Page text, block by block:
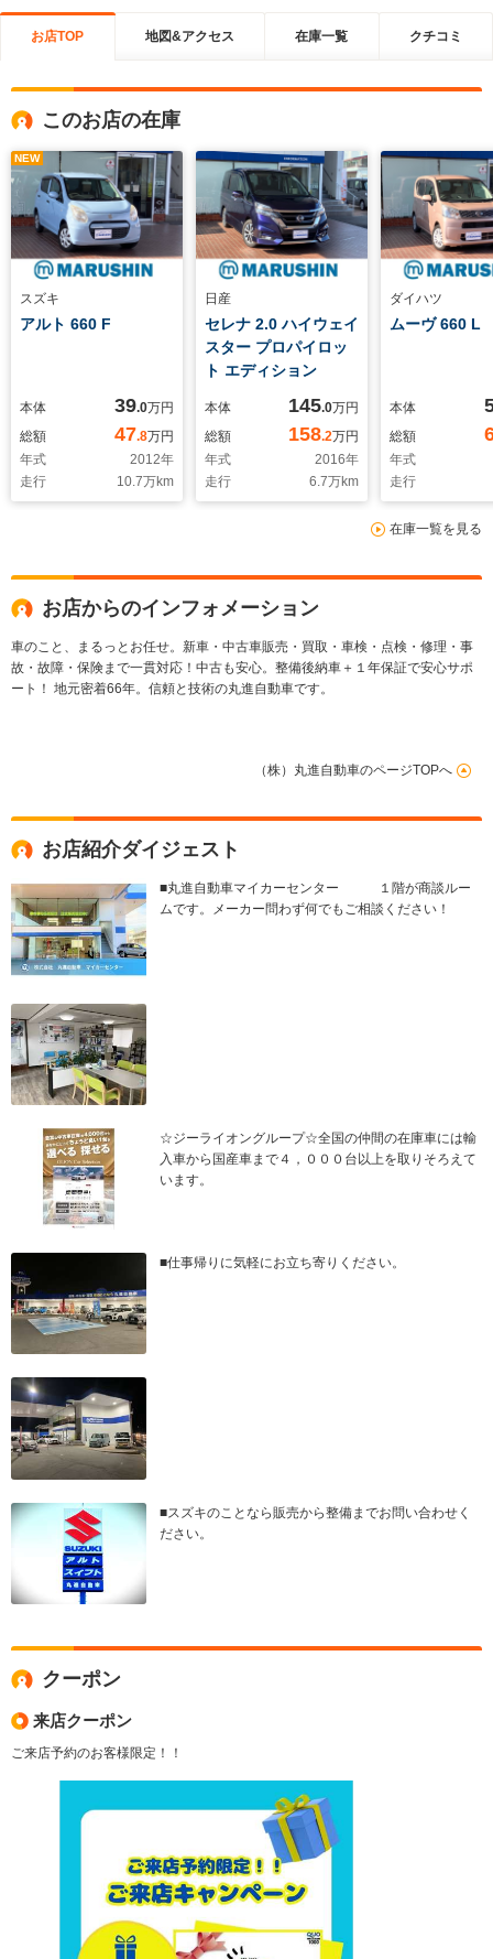
お店TOP 地図&アクセス 在庫一覧 クチコミ
このお店の在庫
NEW
スズキ
アルト 660 F
本体 39.0万円
総額
47.8万円
年式
2012年
走行
10.7万km
日産
セレナ 2.0 ハイウェイ
スター プロパイロッ
ト エディション
本体 145.0万円
総額
158.2万円
年式
2016年
走行
6.7万km
ダイハツ
ムーヴ 660 L
本体
総額
年式
走行
在庫一覧を見る
お店からのインフォメーション
車のこと、まるっとお任せ。新車・中古車販売・買取・車検・点検・修理・事
故・故障・保険まで一貫対応！中古も安心。整備後納車＋１年保証で安心サポ
ート！ 地元密着66年。信頼と技術の丸進自動車です。
（株）丸進自動車のページTOPへ
お店紹介ダイジェスト
■丸進自動車マイカーセンター １階が商談ルー
ムです。メーカー問わず何でもご相談ください！
☆ジーライオングループ☆全国の仲間の在庫車には輸
入車から国産車まで４，０００台以上を取りそろえて
います。
■仕事帰りに気軽にお立ち寄りください。
■スズキのことなら販売から整備までお問い合わせく
ださい。
クーポン
来店クーポン
ご来店予約のお客様限定！！